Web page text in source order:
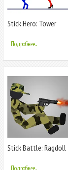
Stick Hero: Tower
Подробнее...
Stick Battle: Ragdoll
Подробнее...